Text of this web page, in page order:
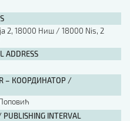
[B5, ћир]
[B5, лат]
[B5, енг]
ИЗДАЊА
2, 18000 Ниш / 18000 Nis, 2
– КООРДИНАТОР /
INTERVAL